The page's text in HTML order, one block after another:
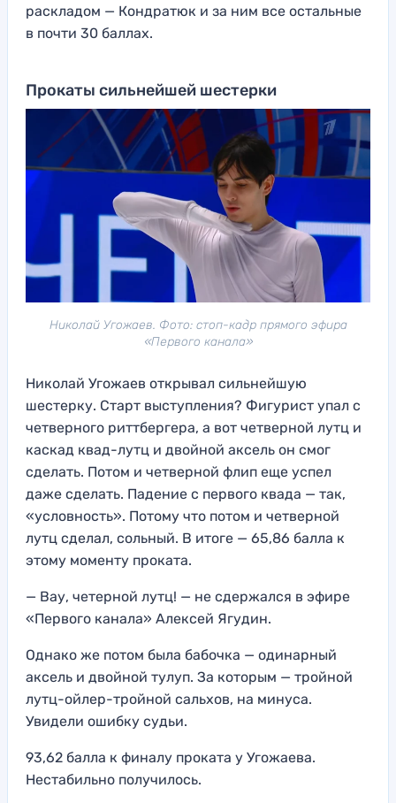
раскладом — Кондратюк и за ним все остальные
в почти 30 баллах.
Прокаты сильнейшей шестерки
Николай Угожаев. Фото: стоп-кадр прямого эфира
«Первого канала»
Николай Угожаев открывал сильнейшую
шестерку. Старт выступления? Фигурист упал с
четверного риттбергера, а вот четверной лутц и
каскад квад-лутц и двойной аксель он смог
сделать. Потом и четверной флип еще успел
даже сделать. Падение с первого квада — так,
«условность». Потому что потом и четверной
лутц сделал, сольный. В итоге — 65,86 балла к
этому моменту проката.
— Вау, четерной лутц! — не сдержался в эфире
«Первого канала» Алексей Ягудин.
Однако же потом была бабочка — одинарный
аксель и двойной тулуп. За которым — тройной
лутц-ойлер-тройной сальхов, на минуса.
Увидели ошибку судьи.
93,62 балла к финалу проката у Угожаева.
Нестабильно получилось.